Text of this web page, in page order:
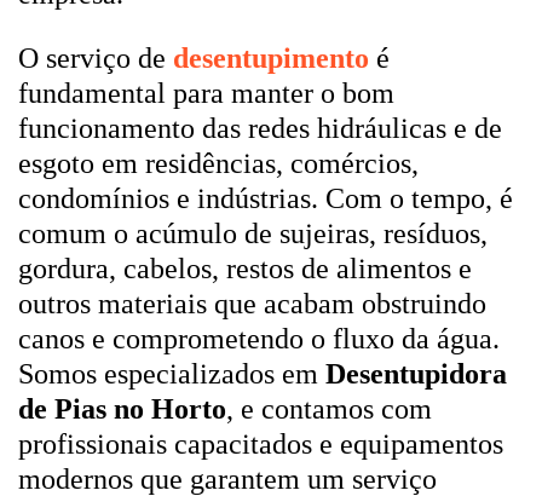
O serviço de desentupimento é
fundamental para manter o bom
funcionamento das redes hidráulicas e de
esgoto em residências, comércios,
condomínios e indústrias. Com o tempo, é
comum o acúmulo de sujeiras, resíduos,
gordura, cabelos, restos de alimentos e
outros materiais que acabam obstruindo
canos e comprometendo o fluxo da água.
Somos especializados em Desentupidora
de Pias no Horto, e contamos com
profissionais capacitados e equipamentos
modernos que garantem um serviço